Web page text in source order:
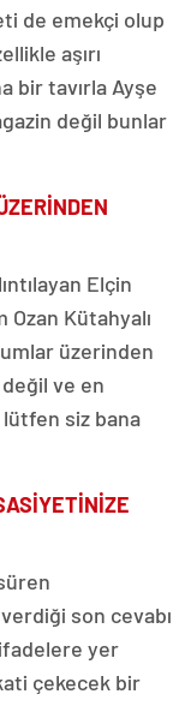
de emekçi olup
aşırı
bir tavırla Ayşe
değil bunlar
Elçin
Ozan Kütahyalı
üzerinden
ve en
siz bana
son cevabı
yer
çekecek bir